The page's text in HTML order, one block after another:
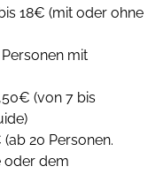
18€ (mit oder ohne
mit
(von 7 bis
20 Personen.
oder dem